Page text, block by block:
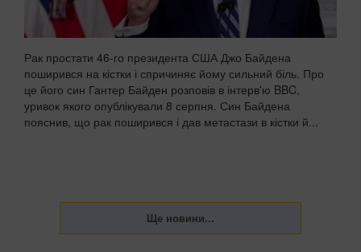
Рак простати 46-го президента США Джо Байдена
поширився на кістки і спричиняє йому сильний біль. Про
це його син Гантер Байден розповів в інтерв'ю BBC,
уривок якого опублікували 8 серпня. Син Байдена
пояснив, що рак поширився і дав метастази в кістки й...